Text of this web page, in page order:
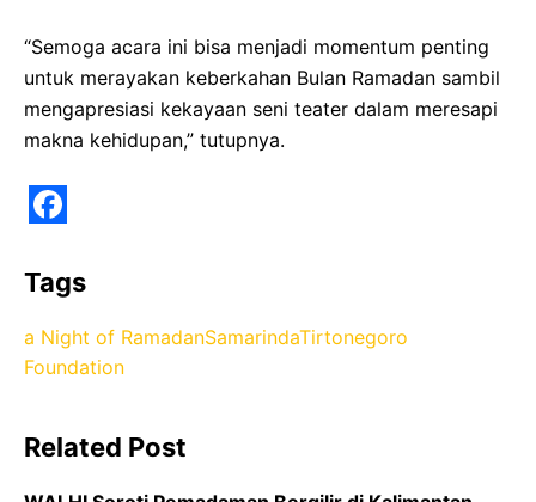
“Semoga acara ini bisa menjadi momentum penting
untuk merayakan keberkahan Bulan Ramadan sambil
mengapresiasi kekayaan seni teater dalam meresapi
makna kehidupan,” tutupnya.
a
c
e
o
o
Tags
a Night of RamadanSamarindaTirtonegoro
Foundation
Related Post